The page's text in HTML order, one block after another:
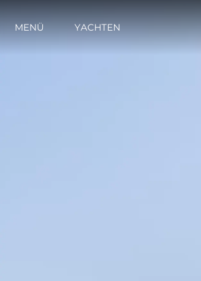
MENÜ YACHTEN